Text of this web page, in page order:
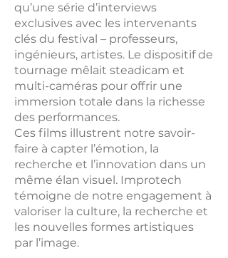
qu’une série d’interviews
exclusives avec les intervenants
clés du festival – professeurs,
ingénieurs, artistes. Le dispositif de
tournage mêlait steadicam et
multi-caméras pour offrir une
immersion totale dans la richesse
des performances.
Ces films illustrent notre savoir-
faire à capter l’émotion, la
recherche et l’innovation dans un
même élan visuel. Improtech
témoigne de notre engagement à
valoriser la culture, la recherche et
les nouvelles formes artistiques
par l’image.